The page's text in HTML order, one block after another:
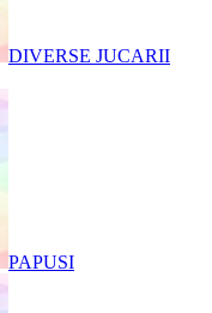
DIVERSE JUCARII
PAPUSI